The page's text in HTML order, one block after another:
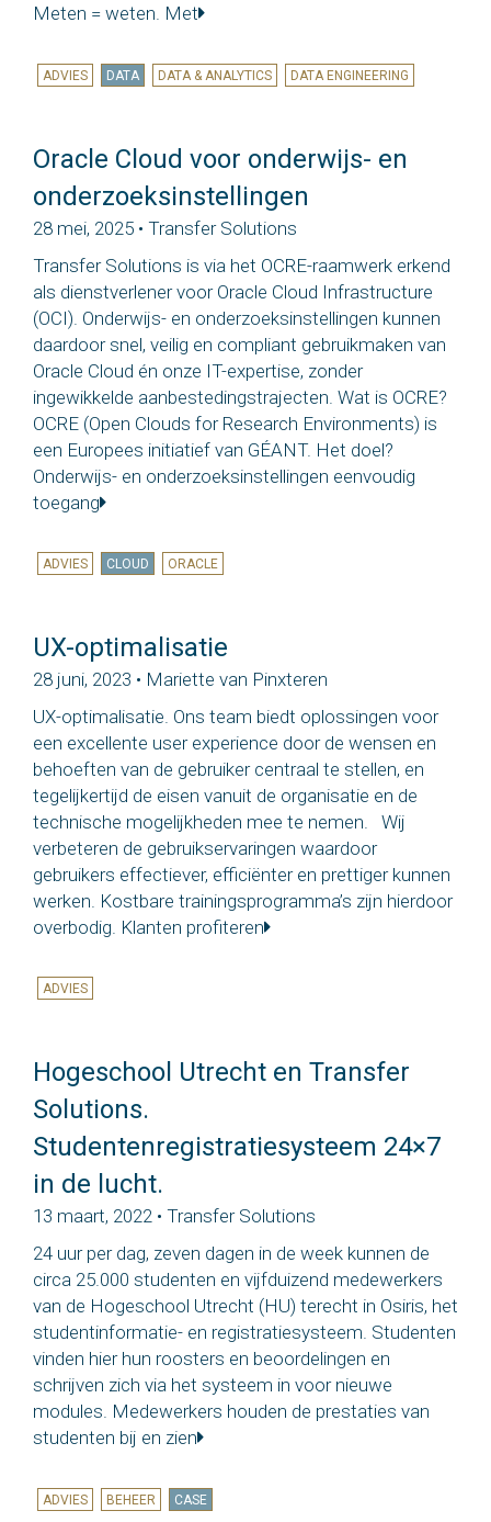
Meten = weten. Met
ADVIES DATA DATA & ANALYTICS DATA ENGINEERING
Oracle Cloud voor onderwijs- en
onderzoeksinstellingen
28 mei, 2025 • Transfer Solutions
Transfer Solutions is via het OCRE-raamwerk erkend
als dienstverlener voor Oracle Cloud Infrastructure
(OCI). Onderwijs- en onderzoeksinstellingen kunnen
daardoor snel, veilig en compliant gebruikmaken van
Oracle Cloud én onze IT-expertise, zonder
ingewikkelde aanbestedingstrajecten. Wat is OCRE?
OCRE (Open Clouds for Research Environments) is
een Europees initiatief van GÉANT. Het doel?
Onderwijs- en onderzoeksinstellingen eenvoudig
toegang
ADVIES CLOUD ORACLE
UX-optimalisatie
28 juni, 2023 • Mariette van Pinxteren
UX-optimalisatie. Ons team biedt oplossingen voor
een excellente user experience door de wensen en
behoeften van de gebruiker centraal te stellen, en
tegelijkertijd de eisen vanuit de organisatie en de
technische mogelijkheden mee te nemen. Wij
verbeteren de gebruikservaringen waardoor
gebruikers effectiever, efficiënter en prettiger kunnen
werken. Kostbare trainingsprogramma’s zijn hierdoor
overbodig. Klanten profiteren
ADVIES
Hogeschool Utrecht en Transfer
Solutions.
Studentenregistratiesysteem 24×7
in de lucht.
13 maart, 2022 • Transfer Solutions
24 uur per dag, zeven dagen in de week kunnen de
circa 25.000 studenten en vijfduizend medewerkers
van de Hogeschool Utrecht (HU) terecht in Osiris, het
studentinformatie- en registratiesysteem. Studenten
vinden hier hun roosters en beoordelingen en
schrijven zich via het systeem in voor nieuwe
modules. Medewerkers houden de prestaties van
studenten bij en zien
ADVIES BEHEER CASE